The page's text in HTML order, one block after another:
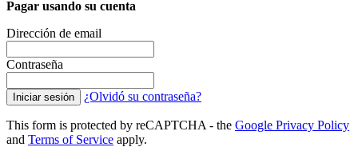
Pagar usando su cuenta
Dirección de email
Contraseña
Iniciar sesión ¿Olvidó su contraseña?
This form is protected by reCAPTCHA - the Google Privacy Policy
and Terms of Service apply.